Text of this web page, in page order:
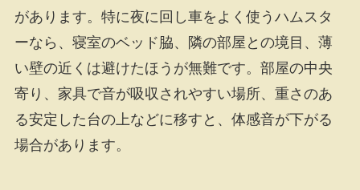
があります。特に夜に回し車をよく使うハムスタ
ーなら、寝室のベッド脇、隣の部屋との境目、薄
い壁の近くは避けたほうが無難です。部屋の中央
寄り、家具で音が吸収されやすい場所、重さのあ
る安定した台の上などに移すと、体感音が下がる
場合があります。